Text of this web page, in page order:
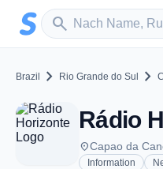
Zum Hauptinhalt springen
search
Sender suchen
Brazil chevron_right Rio Grande do Sul chevron_right
placeCapao da
Information